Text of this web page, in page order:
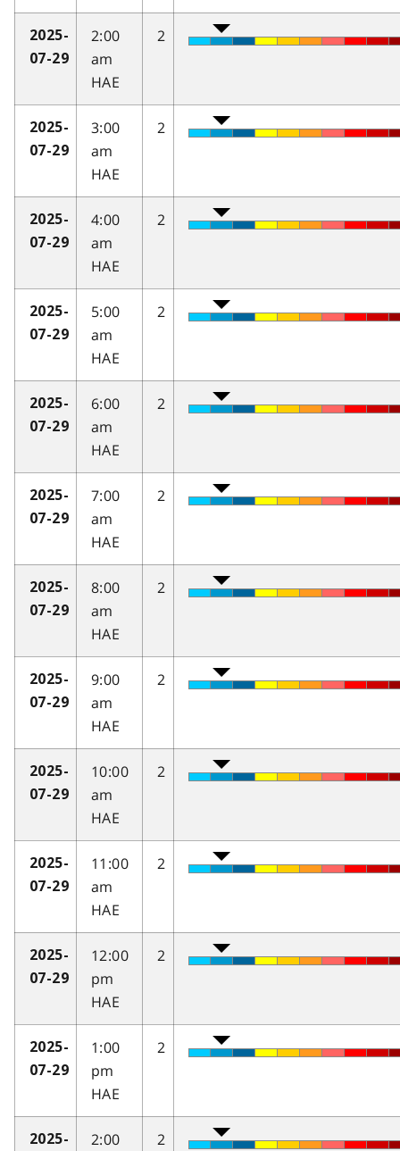
2025-
07-29
2:00
am
HAE
2
2025-
07-29
3:00
am
HAE
2
2025-
07-29
4:00
am
HAE
2
2025-
07-29
5:00
am
HAE
2
2025-
07-29
6:00
am
HAE
2
2025-
07-29
7:00
am
HAE
2
2025-
07-29
8:00
am
HAE
2
2025-
07-29
9:00
am
HAE
2
2025-
07-29
10:00
am
HAE
2
2025-
07-29
11:00
am
HAE
2
2025-
07-29
12:00
pm
HAE
2
2025-
07-29
1:00
pm
HAE
2
2025-
2:00
2